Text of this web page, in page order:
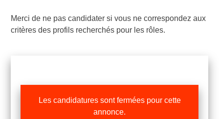
Merci de ne pas candidater si vous ne correspondez aux
critères des profils recherchés pour les rôles.
Les candidatures sont fermées pour cette
annonce.